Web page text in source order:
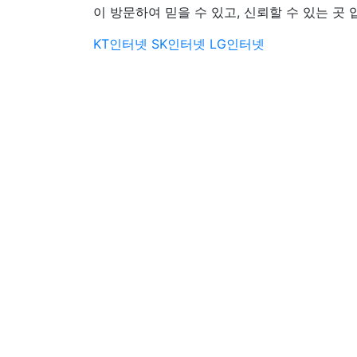
이 방문하여 믿을 수 있고, 신뢰할 수 있는 곳
KT인터넷 SK인터넷 LG인터넷